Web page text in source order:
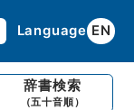
Language EN
辞書検索
（五十音順）